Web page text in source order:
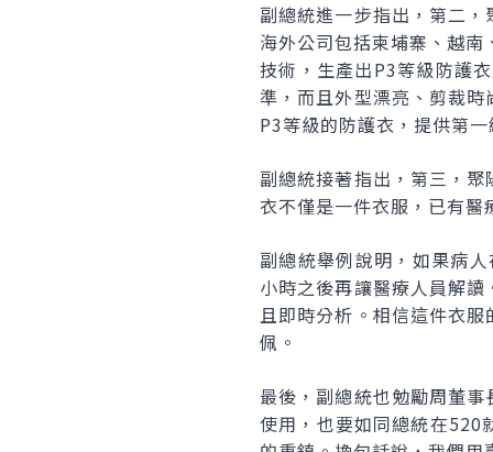
副總統進一步指出，第二
海外公司包括柬埔寨、越
技術，生產出P3等級防護
準，而且外型漂亮、剪裁
P3等級的防護衣，提供第
副總統接著指出，第三，
衣不僅是一件衣服，已有
副總統舉例說明，如果病
小時之後再讓醫療人員解
且即時分析。相信這件衣
佩。
最後，副總統也勉勵周董
使用，也要如同總統在520